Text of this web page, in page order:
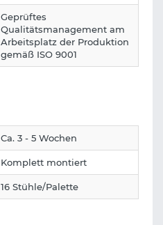
Geprüftes
Qualitätsmanagement am
Arbeitsplatz der Produktion
gemäß ISO 9001
Ca. 3 - 5 Wochen
Komplett montiert
16 Stühle/Palette